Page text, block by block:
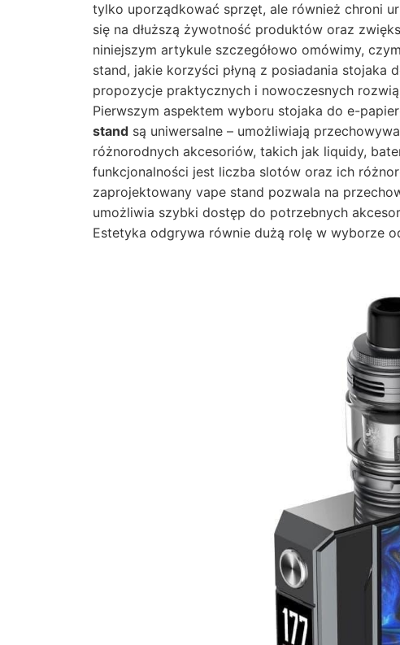
tylko uporządkować sprzęt, ale również chroni
się na dłuższą żywotność produktów oraz
niniejszym artykule szczegółowo omówimy,
stand, jakie korzyści płyną z posiadania stojaka
propozycje praktycznych i nowoczesnych
Pierwszym aspektem wyboru stojaka do e-
stand są uniwersalne – umożliwiają
różnorodnych akcesoriów, takich jak liquidy,
funkcjonalności jest liczba slotów oraz ich
zaprojektowany vape stand pozwala na
umożliwia szybki dostęp do potrzebnych
Estetyka odgrywa równie dużą rolę w wyborze